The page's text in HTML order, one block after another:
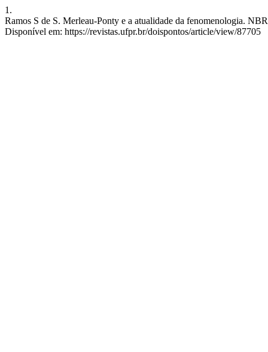
1.
Ramos S de S. Merleau-Ponty e a atualidade da fenomenologia.
Disponível em: https://revistas.ufpr.br/doispontos/article/view/87705